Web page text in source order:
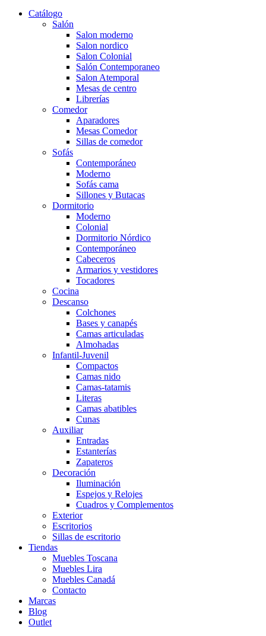
Catálogo
Salón
Salon moderno
Salon nordico
Salon Colonial
Salón Contemporaneo
Salon Atemporal
Mesas de centro
Librerías
Comedor
Aparadores
Mesas Comedor
Sillas de comedor
Sofás
Contemporáneo
Moderno
Sofás cama
Sillones y Butacas
Dormitorio
Moderno
Colonial
Dormitorio Nórdico
Contemporáneo
Cabeceros
Armarios y vestidores
Tocadores
Cocina
Descanso
Colchones
Bases y canapés
Camas articuladas
Almohadas
Infantil-Juvenil
Compactos
Camas nido
Camas-tatamis
Literas
Camas abatibles
Cunas
Auxiliar
Entradas
Estanterías
Zapateros
Decoración
Iluminación
Espejos y Relojes
Cuadros y Complementos
Exterior
Escritorios
Sillas de escritorio
Tiendas
Muebles Toscana
Muebles Lira
Muebles Canadá
Contacto
Marcas
Blog
Outlet